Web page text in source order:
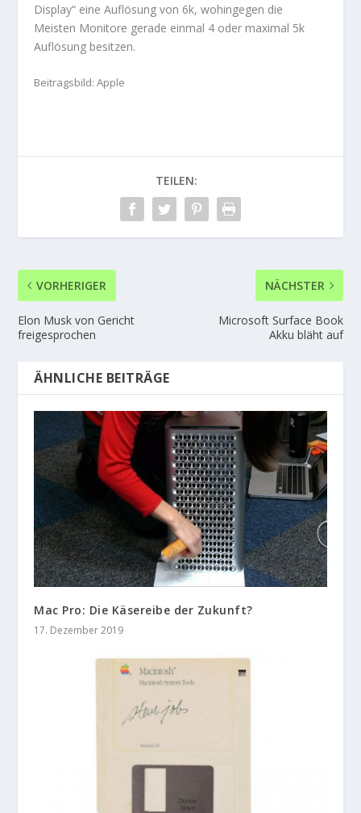
Display“ eine Auflösung von 6k, wohingegen die
Meisten Monitore gerade einmal 4 oder maximal 5k
Auflösung besitzen.
Beitragsbild: Apple
TEILEN:
VORHERIGER
Elon Musk von Gericht
freigesprochen
NÄCHSTER
Microsoft Surface Book
Akku bläht auf
ÄHNLICHE BEITRÄGE
Mac Pro: Die Käsereibe der Zukunft?
17. Dezember 2019